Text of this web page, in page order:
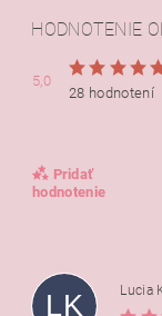
HODNOTENIE
5,0
28 hodnotení
Pridať
hodnotenie
LK
Lucia